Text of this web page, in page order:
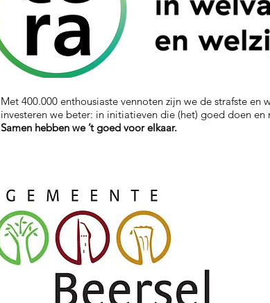
Met 400.000 enthousiaste vennoten zijn we de strafste
investeren we beter: in initiatieven die (het) goed doen
Samen hebben we ’t goed voor elkaar.